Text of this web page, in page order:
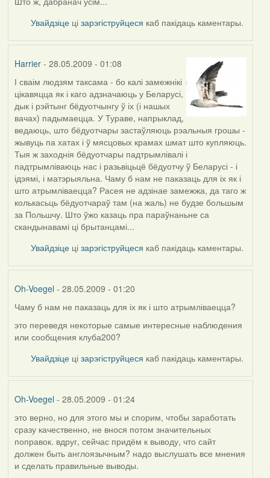
Увайдзіце цізарэгіструйцеся каб пакідаць каментары.
Harrier- 28.05.2009 - 01:08
In
reply
to
by
Oh-
Voegel
І сваім людзям таксама - бо калі замежнікі
цікавяцца як і каго адзначаюць у Беларусі,
дык і рэйтынг бёдуотчынгу ў іх (і нашых
вачах) падымаецца. У Тураве, напрыклад,
ведаюць, што бёдуотчары застаўляюць рэальныя грошы -
жывуць па хатах і ў мясцовых крамах шмат што купляюць.
Тыя ж заходнія бёдуотчары падтрымлівалі і
падтрымліваюць нас і разьвіцьцё бёдуотчу ў Беларусі - і
ідэямі, і матэрыяльна. Чаму б нам не паказаць для іх як і
што атрымліваецца? Расея не адзінае замежжа, да таго ж
колькасьць бёдуотчараў там (на жаль) не будзе большым
за Польшчу. Што ўжо казаць пра параўнаньне са
скандынавамі ці брытанцамі...
Увайдзіце цізарэгіструйцеся каб пакідаць каментары.
Oh-Voegel - 28.05.2009 - 01:20
In
reply
to
Harrier
Чаму б нам не паказаць для іх як і што атрымліваецца?
это переведя некоторые самые интересные наблюдения
или сообщения клуба200?
Увайдзіце цізарэгіструйцеся каб пакідаць каментары.
Oh-Voegel - 28.05.2009 - 01:24
In
reply
to
by
Kiolk
это верно, но для этого мы и спорим, чтобы заработать
сразу качественно, не внося потом значительных
поправок. вдруг, сейчас придём к выводу, что сайт
должен быть англоязычным? надо выслушать все мнения
и сделать правильные выводы.